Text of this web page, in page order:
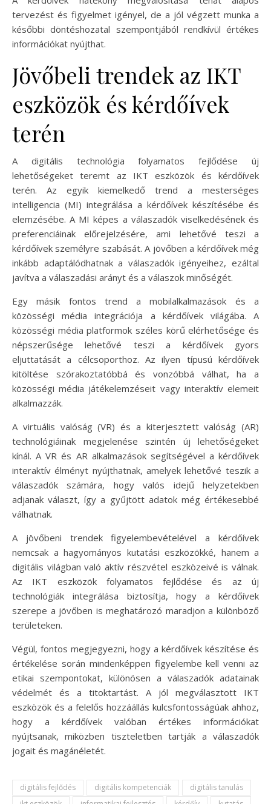
tervezést és figyelmet igényel, de a jól végzett munka a
későbbi döntéshozatal szempontjából rendkívül értékes
információkat nyújthat.
Jövőbeli trendek az IKT
eszközök és kérdőívek
terén
A digitális technológia folyamatos fejlődése új
lehetőségeket teremt az IKT eszközök és kérdőívek
terén. Az egyik kiemelkedő trend a mesterséges
intelligencia (MI) integrálása a kérdőívek készítésébe és
elemzésébe. A MI képes a válaszadók viselkedésének és
preferenciáinak előrejelzésére, ami lehetővé teszi a
kérdőívek személyre szabását. A jövőben a kérdőívek még
inkább adaptálódhatnak a válaszadók igényeihez, ezáltal
javítva a válaszadási arányt és a válaszok minőségét.
Egy másik fontos trend a mobilalkalmazások és a
közösségi média integrációja a kérdőívek világába. A
közösségi média platformok széles körű elérhetősége és
népszerűsége lehetővé teszi a kérdőívek gyors
eljuttatását a célcsoporthoz. Az ilyen típusú kérdőívek
kitöltése szórakoztatóbbá és vonzóbbá válhat, ha a
közösségi média játékelemzéseit vagy interaktív elemeit
alkalmazzák.
A virtuális valóság (VR) és a kiterjesztett valóság (AR)
technológiáinak megjelenése szintén új lehetőségeket
kínál. A VR és AR alkalmazások segítségével a kérdőívek
interaktív élményt nyújthatnak, amelyek lehetővé teszik a
válaszadók számára, hogy valós idejű helyzetekben
adjanak választ, így a gyűjtött adatok még értékesebbé
válhatnak.
A jövőbeni trendek figyelembevételével a kérdőívek
nemcsak a hagyományos kutatási eszközökké, hanem a
digitális világban való aktív részvétel eszközeivé is válnak.
Az IKT eszközök folyamatos fejlődése és az új
technológiák integrálása biztosítja, hogy a kérdőívek
szerepe a jövőben is meghatározó maradjon a különböző
területeken.
Végül, fontos megjegyezni, hogy a kérdőívek készítése és
értékelése során mindenképpen figyelembe kell venni az
etikai szempontokat, különösen a válaszadók adatainak
védelmét és a titoktartást. A jól megválasztott IKT
eszközök és a felelős hozzáállás kulcsfontosságúak ahhoz,
hogy a kérdőívek valóban értékes információkat
nyújtsanak, miközben tiszteletben tartják a válaszadók
jogait és magánéletét.
digitális fejlődés digitális kompetenciák
digitális tanulás